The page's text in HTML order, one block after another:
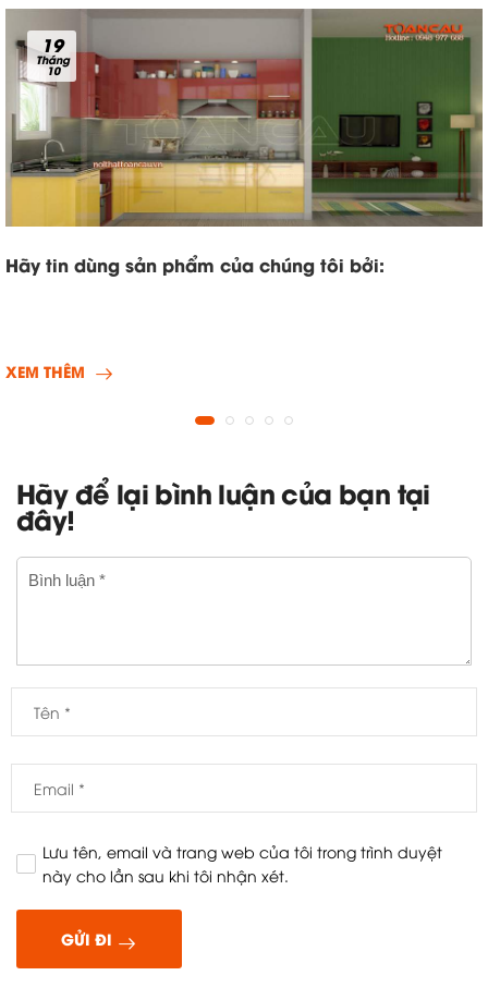
19
Tháng
10
Hãy tin dùng sản phẩm của chúng tôi bởi:
XEM THÊM
Hãy để lại bình luận của bạn tại
đây!
Lưu tên, email và trang web của tôi trong trình duyệt
này cho lần sau khi tôi nhận xét.
GỬI ĐI